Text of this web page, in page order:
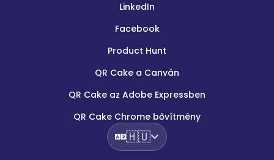
LinkedIn
Facebook
Product Hunt
QR Cake a Canván
QR Cake az Adobe Expressben
QR Cake Chrome bővítmény
🇭🇺